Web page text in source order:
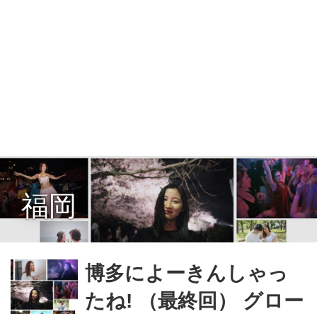
福岡
博多によーきんしゃっ
たね! （最終回） グロー